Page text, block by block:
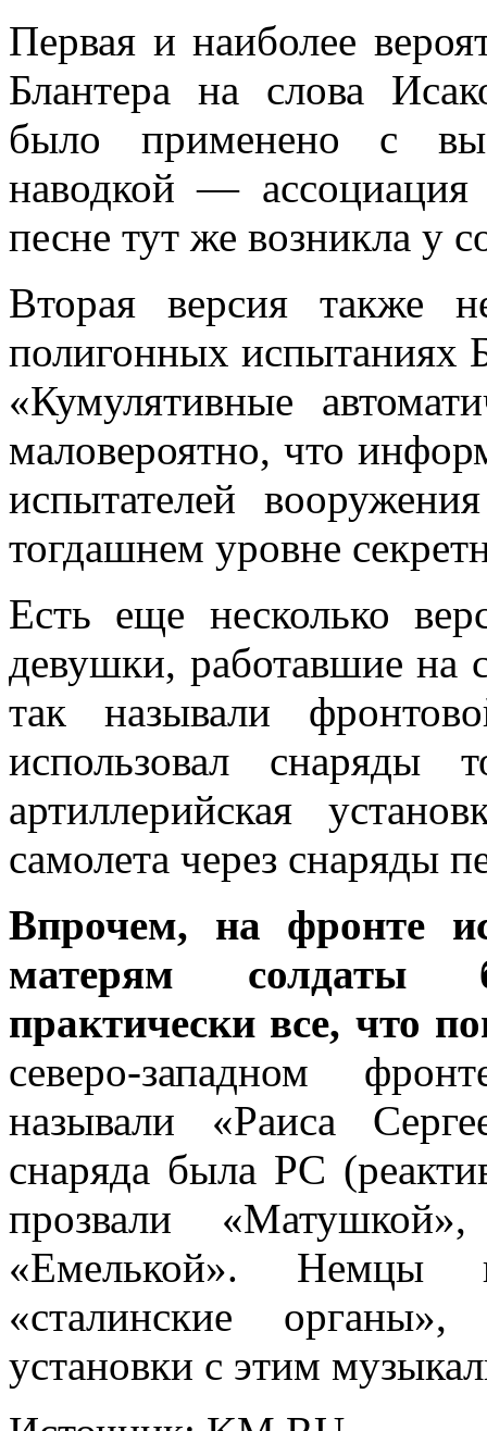
Первая и наиболее
Блантера на слова
было применено с
наводкой —
песне тут же возникла у
Вторая версия также
полигонных
«Кумулятивные
маловероятно, что
испытателей
тогдашнем уровне
Есть еще несколько
девушки, работавшие на
так называли
использовал
артиллерийская
самолета через снаряды
Впрочем, на фронте
матерям солдаты
практически все, что
северо-западном
называли «Раиса
снаряда была РС
прозвали
«Емелькой». Немцы
«сталинские
установки с этим